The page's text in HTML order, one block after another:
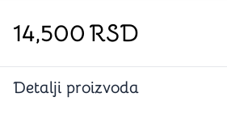
14,500RSD
Detalji proizvoda